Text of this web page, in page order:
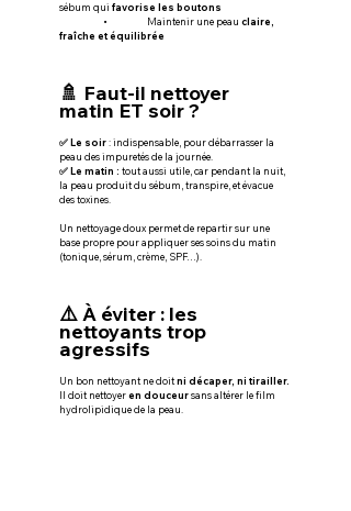
sébum qui favorise les boutons
	•	Maintenir une peau
claire,
fraîche et équilibrée
🚿 Faut-il nettoyer
matin ET soir ?
✅ Le soir : indispensable, pour débarrasser la
peau des impuretés de la journée.
✅ Le matin : tout aussi utile, car pendant la nuit,
la peau produit du sébum, transpire, et évacue
des toxines.
Un nettoyage doux permet de repartir sur une
base propre pour appliquer ses soins du matin
(tonique, sérum, crème, SPF…).
⚠️ À éviter : les
nettoyants trop
agressifs
Un bon nettoyant ne doit ni décaper, ni tirailler.
Il doit nettoyer en douceur sans altérer le film
hydrolipidique de la peau.